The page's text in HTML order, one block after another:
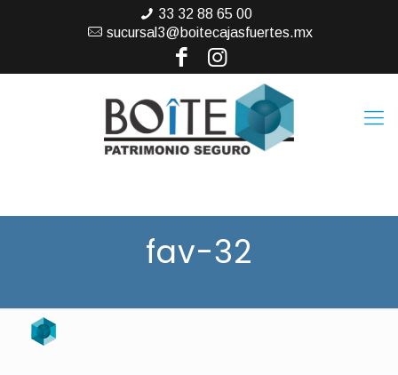
33 32 88 65 00
sucursal3@boitecajasfuertes.mx
fav-32